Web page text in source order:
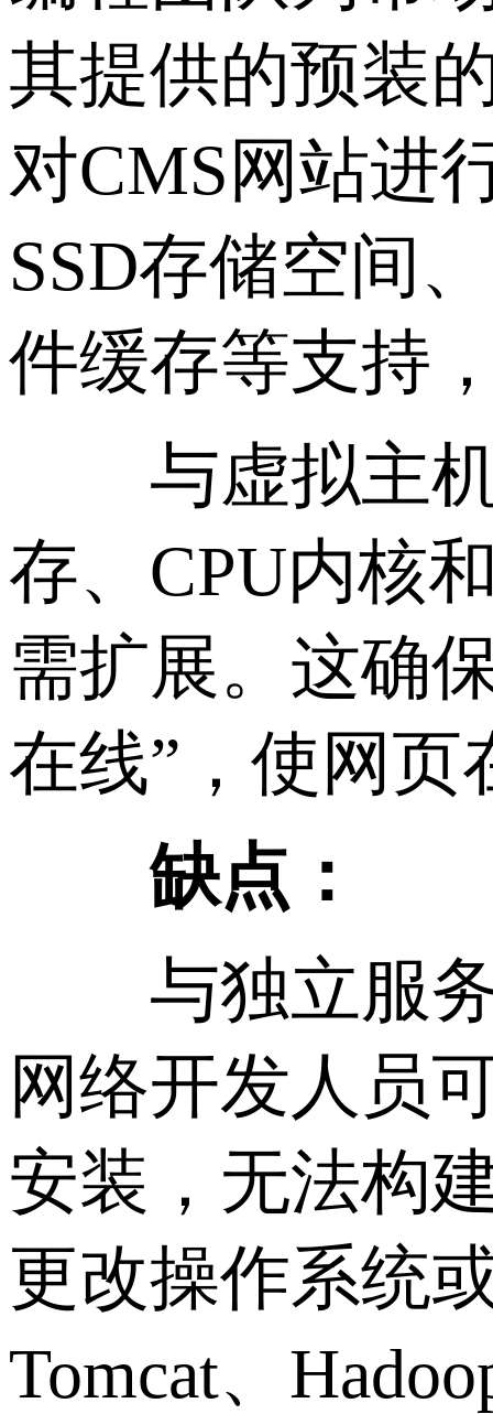
其提供的预装
对CMS网站进
SSD存储空间
件缓存等支持
与虚拟主机
存、CPU内核
需扩展。这确
在线”，使网
缺点：
与独立服务
网络开发人员
安装，无法构
更改操作系统
Tomcat、